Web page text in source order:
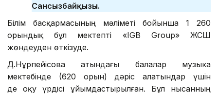
Сансызбайқызы.
Білім басқармасының мәліметі бойынша 1 260
орындық бұл мектепті «IGB Group» ЖСШ
жөндеуден өткізуде.
Д.Нұрпейісова атындағы балалар музыка
мектебінде (620 орын) дәріс алатындар үшін
де оқу үрдісі ұйымдастырылған. Бұл нысанның